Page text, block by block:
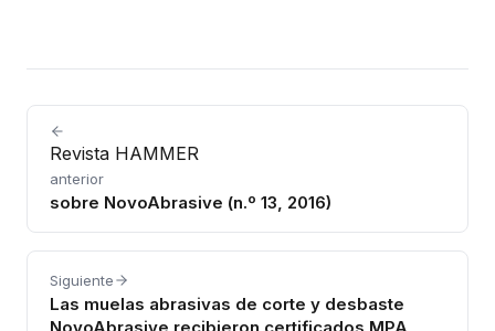
Revista HAMMER
anterior
sobre NovoAbrasive (n.º 13, 2016)
Siguiente
Las muelas abrasivas de corte y desbaste
NovoAbrasive recibieron certificados MPA